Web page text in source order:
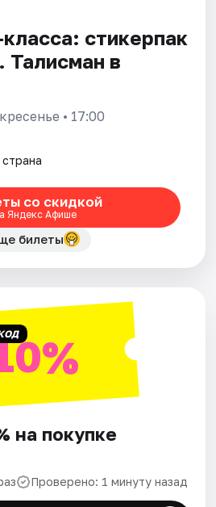
стикерпак
Талисман в
• 17:00
со скидкой
Яндекс Афише
билеты
на покупке
Проверено: 1 минуту назад